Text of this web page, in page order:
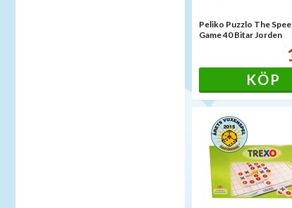
Peliko Puzzlo The
Game 40 Bitar Jorden
KÖP